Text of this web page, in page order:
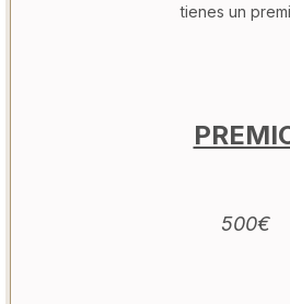
tienes un
500€